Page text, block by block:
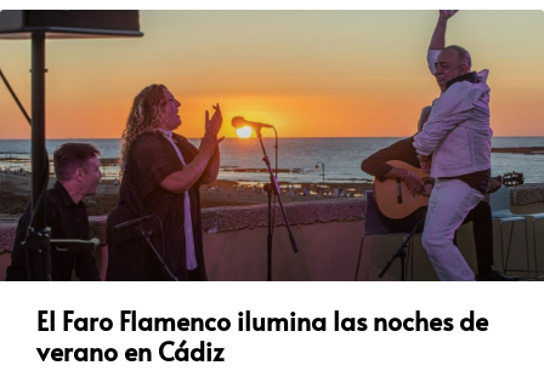
El Faro Flamenco ilumina las noches de
verano en Cádiz